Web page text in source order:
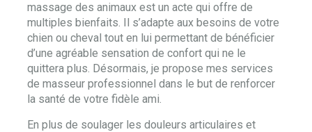
massage des animaux est un acte qui offre de
multiples bienfaits. Il s’adapte aux besoins de votre
chien ou cheval tout en lui permettant de bénéficier
d’une agréable sensation de confort qui ne le
quittera plus. Désormais, je propose mes services
de masseur professionnel dans le but de renforcer
la santé de votre fidèle ami.
En plus de soulager les douleurs articulaires et